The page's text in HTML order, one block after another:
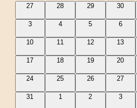
Veranstaltungen
0
27
0
28
0
29
0
30
0
3
0
4
0
5
0
6
010
011
012
013
017
018
019
0
20
0
24
0
25
0
26
0
27
0
31
01
0
2
0
3